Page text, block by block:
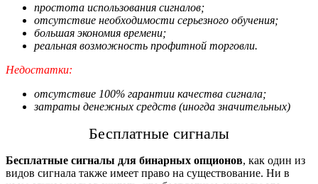
простота использования сигналов;
отсутствие необходимости серьезного обучения;
большая экономия времени;
реальная возможность профитной торговли.
Недостатки:
отсутствие 100% гарантии качества сигнала;
затраты денежных средств (иногда значительных)
Бесплатные сигналы
Бесплатные сигналы для бинарных опционов, как один из
видов сигнала также имеет право на существование. Ни в